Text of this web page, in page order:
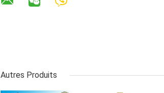
Autres Produits